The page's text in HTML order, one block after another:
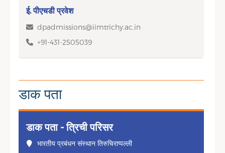
ई. पीएचडी प्रवेश
dpadmissions@iimtrichy.ac.in
+91-431-2505039
डाक पता
डाक पता - त्रिची परिसर
भारतीय प्रबंधन संस्थान तिरुचिराप्पल्ली